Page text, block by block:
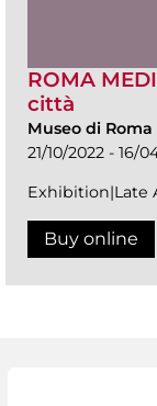
ROMA
città
Museo di Roma
21/10/2022 - 16/
Exhibition|Late
Buy online